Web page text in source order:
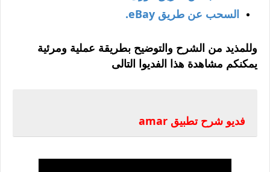
السحب عن طريق eBay.
وللمذيد من الشرح والتوضيح بطريقة عملية ومرئية
يمكنكم مشاهدة هذا الفديوا التالى
فديو شرح تطبيق amar